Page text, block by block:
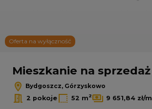
Oferta na wyłączność
Mieszkanie na sprzedaż
Bydgoszcz, Górzyskowo
2 pokoje
52 m2 9 651,84 zł/m